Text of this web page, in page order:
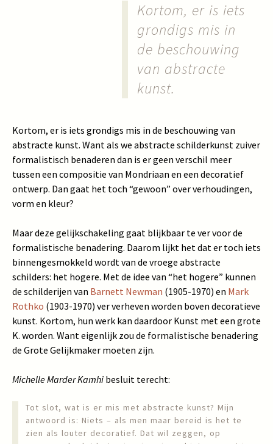
Kortom, er is iets
grondigs mis in
de beschouwing
van abstracte
kunst.
Kortom, er is iets grondigs mis in de beschouwing van
abstracte kunst. Want als we abstracte schilderkunst zuiver
formalistisch benaderen dan is er geen verschil meer
tussen een compositie van Mondriaan en een decoratief
ontwerp. Dan gaat het toch “gewoon” over verhoudingen,
vorm en kleur?
Maar deze gelijkschakeling gaat blijkbaar te ver voor de
formalistische benadering. Daarom lijkt het dat er toch iets
binnengesmokkeld wordt van de vroege abstracte
schilders: het hogere. Met de idee van “het hogere” kunnen
de schilderijen van Barnett Newman (1905-1970) en Mark
Rothko (1903-1970) ver verheven worden boven decoratieve
kunst. Kortom, hun werk kan daardoor Kunst met een grote
K. worden. Want eigenlijk zou de formalistische benadering
de Grote Gelijkmaker moeten zijn.
Michelle Marder Kamhi besluit terecht:
Tot slot, wat is er mis met abstracte kunst? Mijn
antwoord is: Niets – als men maar bereid is het te
zien als louter decoratief. Dat wil zeggen, op